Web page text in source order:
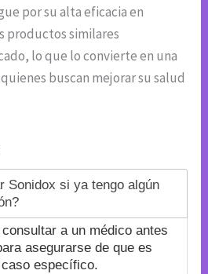
por su alta eficacia en
productos similares
lo que lo convierte en una
buscan mejorar su salud
Sonidox si ya tengo algún
a un médico antes
asegurarse de que es
específico.